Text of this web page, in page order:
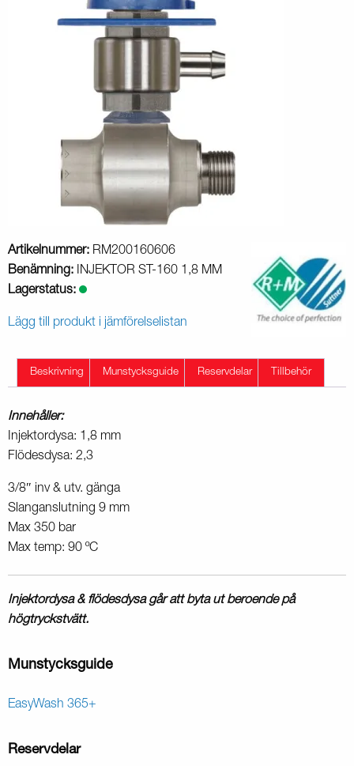
Artikelnummer: RM200160606
Benämning: INJEKTOR ST-160 1,8 MM
Lagerstatus:
Lägg till produkt i jämförelselistan
Beskrivning Munstycksguide Reservdelar Tillbehör
Innehåller:
Injektordysa: 1,8 mm
Flödesdysa: 2,3
3/8″ inv & utv. gänga
Slanganslutning 9 mm
Max 350 bar
Max temp: 90 ºC
Injektordysa & flödesdysa går att byta ut beroende på
högtryckstvätt.
Munstycksguide
EasyWash 365+
Reservdelar